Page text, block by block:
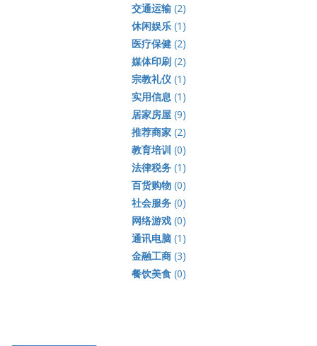
交通运输(2)
休闲娱乐(1)
医疗保健(2)
媒体印刷(2)
宗教礼仪(1)
实用信息 (1)
居家房屋(9)
推荐商家(2)
教育培训 (0)
法律税务(1)
百货购物(0)
社会服务(0)
网络游戏(0)
通讯电脑(1)
金融工商(3)
餐饮美食(0)